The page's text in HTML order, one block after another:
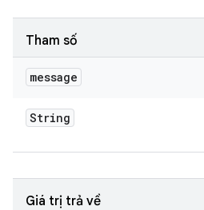
Tham số
message
String
Giá trị trả về